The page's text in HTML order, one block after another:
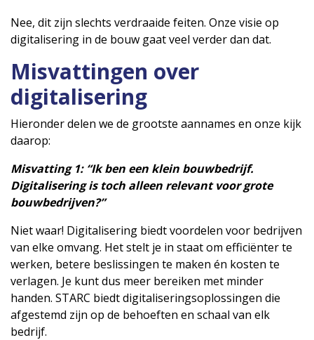
Nee, dit zijn slechts verdraaide feiten. Onze visie op
digitalisering in de bouw gaat veel verder dan dat.
Misvattingen over
digitalisering
Hieronder delen we de grootste aannames en onze kijk
daarop:
Misvatting 1: “Ik ben een klein bouwbedrijf.
Digitalisering is toch alleen relevant voor grote
bouwbedrijven?”
Niet waar! Digitalisering biedt voordelen voor bedrijven
van elke omvang. Het stelt je in staat om efficiënter te
werken, betere beslissingen te maken én kosten te
verlagen. Je kunt dus meer bereiken met minder
handen. STARC biedt digitaliseringsoplossingen die
afgestemd zijn op de behoeften en schaal van elk
bedrijf.